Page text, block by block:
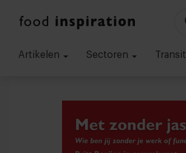
Artikelen Sectoren